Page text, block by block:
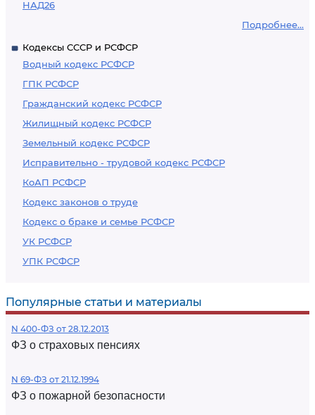
НАД26
Подробнее...
Кодексы СССР и РСФСР
Водный кодекс РСФСР
ГПК РСФСР
Гражданский кодекс РСФСР
Жилищный кодекс РСФСР
Земельный кодекс РСФСР
Исправительно - трудовой кодекс РСФСР
КоАП РСФСР
Кодекс законов о труде
Кодекс о браке и семье РСФСР
УК РСФСР
УПК РСФСР
Популярные статьи и материалы
N 400-ФЗ от 28.12.2013
ФЗ о страховых пенсиях
N 69-ФЗ от 21.12.1994
ФЗ о пожарной безопасности